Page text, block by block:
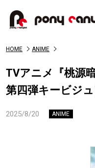
HOME ANIME
TVアニメ『桃源
第四弾キービジュ
2025/8/20 ANIME